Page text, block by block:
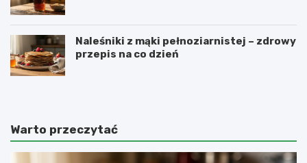
Naleśniki z mąki pełnoziarnistej – zdrowy
przepis na co dzień
Warto przeczytać